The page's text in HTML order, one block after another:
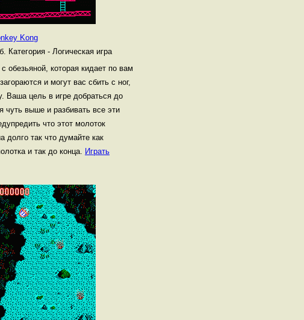
Kong
Категория - Логическая игра
обезьяной, которая кидает по вам
и могут вас сбить с ног,
Ваша цель в игре добраться до
чуть выше и разбивать все эти
что этот молоток
долго так что думайте как
и так до конца. Играть